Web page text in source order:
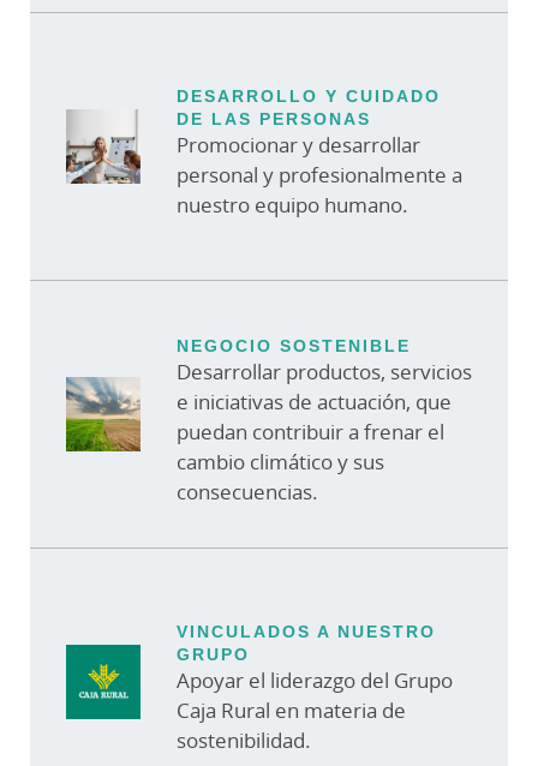
DESARROLLO Y CUIDADO
DE LAS PERSONAS
Promocionar y desarrollar
personal y profesionalmente a
nuestro equipo humano.
NEGOCIO SOSTENIBLE
Desarrollar productos, servicios
e iniciativas de actuación, que
puedan contribuir a frenar el
cambio climático y sus
consecuencias.
VINCULADOS A NUESTRO
GRUPO
Apoyar el liderazgo del Grupo
Caja Rural en materia de
sostenibilidad.